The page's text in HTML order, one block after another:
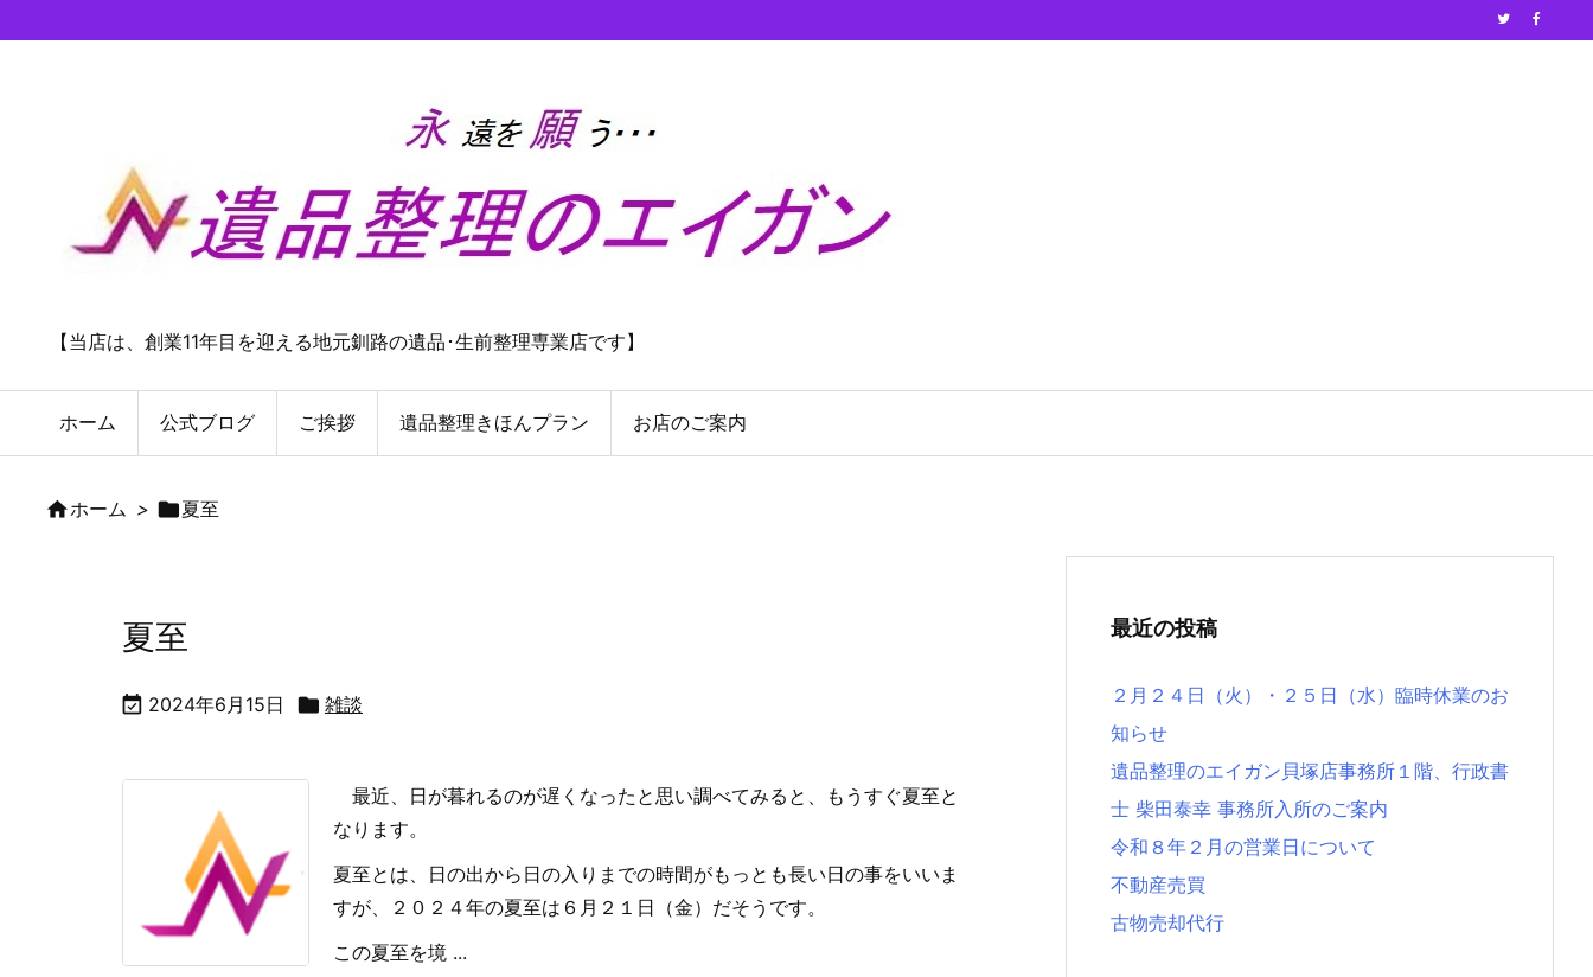
【当店は、創業11年目を迎える地元釧路の遺品･生前整理専業店です】
ホーム 公式ブログ ご挨拶 遺品整理きほんプラン お店のご案内
ホーム > 夏至
夏至
 2024年6月15日  雑談
最近、日が暮れるのが遅くなったと思い調べてみると、もうすぐ夏至と
なります。
夏至とは、日の出から日の入りまでの時間がもっとも長い日の事をいいま
すが、２０２４年の夏至は６月２１日（金）だそうです。
この夏至を境 ...
最近の投稿
２月２４日（火）・２５日（水）臨時休業のお
知らせ
遺品整理のエイガン貝塚店事務所１階、行政書
士 柴田泰幸 事務所入所のご案内
令和８年２月の営業日について
不動産売買
古物売却代行